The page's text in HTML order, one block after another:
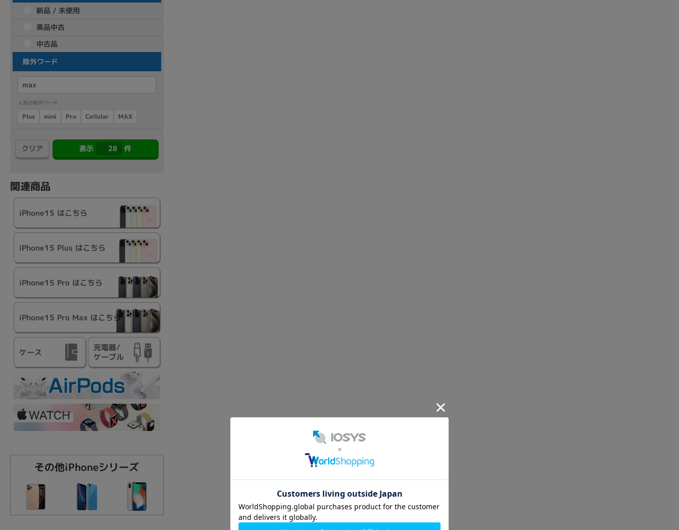
新品 / 未使用
美品中古
中古品
除外ワード
人気の除外ワード
Plus mini Pro Cellular MAX
クリア 表示 28 件
関連商品
iPhone15 はこちら
iPhone15 Plus はこちら
iPhone15 Pro はこちら
iPhone15 Pro Max はこちら
ケース 充電器/
ケーブル
その他iPhoneシリーズ
ただし機能別のみ「and検索」となります。